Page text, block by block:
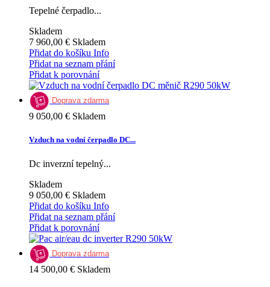
Tepelné čerpadlo...
Skladem
7 960,00 € Skladem
Přidat do košíku Info
Přidat na seznam přání
Přidat k porovnání
Doprava zdarma
9 050,00 € Skladem
Vzduch na vodní čerpadlo DC...
Dc inverzní tepelný...
Skladem
9 050,00 € Skladem
Přidat do košíku Info
Přidat na seznam přání
Přidat k porovnání
Doprava zdarma
14 500,00 € Skladem